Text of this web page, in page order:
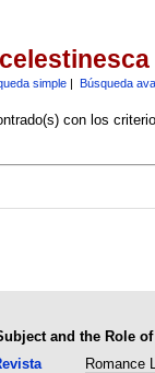
simple| Búsqueda
con los
and the Role
Romance